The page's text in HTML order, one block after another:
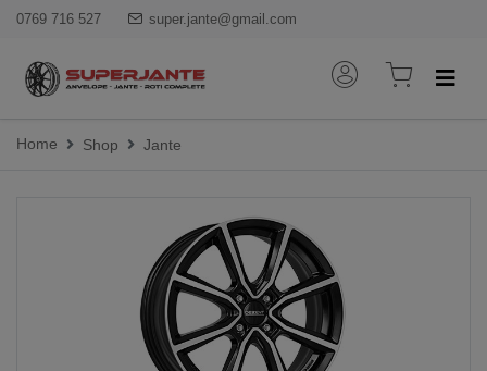
0769 716 527 super.jante@gmail.com
Home Shop Jante